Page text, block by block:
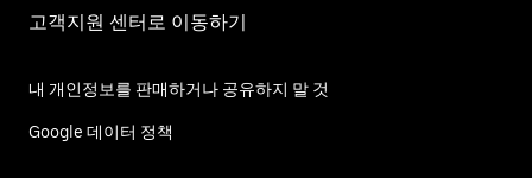
고객지원 센터로 이동하기
내 개인정보를 판매하거나 공유하지 말 것
Google 데이터 정책